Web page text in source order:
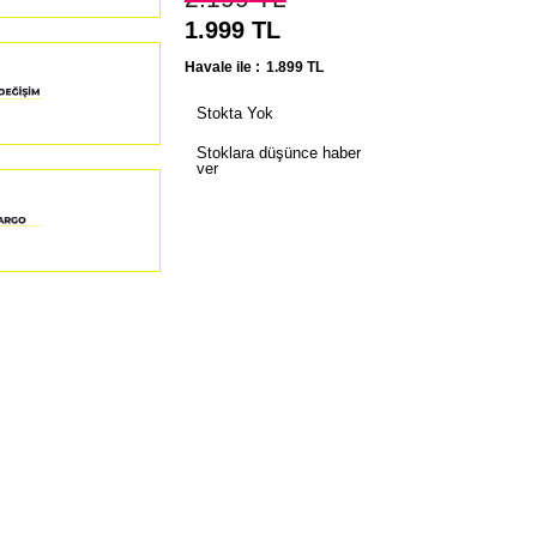
1.999TL
Havale ile : TL
1.899
Stokta Yok
Stoklara düşünce haber
ver